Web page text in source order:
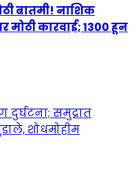
बातमी! नाशिक
मोठी कारवाई; 1300 हून